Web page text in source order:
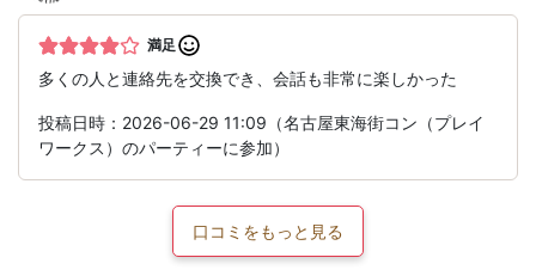
満足
多くの人と連絡先を交換でき、会話も非常に楽しかった
投稿日時：2026-06-29 11:09（名古屋東海街コン（プレイ
ワークス）のパーティーに参加）
口コミをもっと見る